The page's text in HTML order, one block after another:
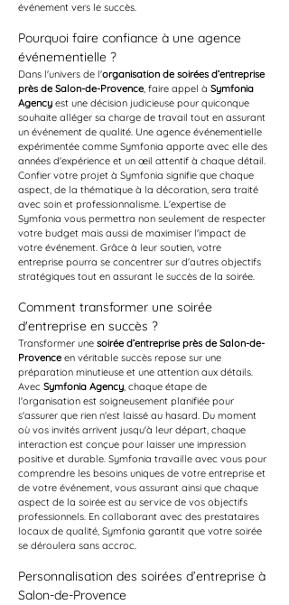
événement vers le succès.
Pourquoi faire confiance à une agence
événementielle ?
Dans l'univers de l'organisation de soirées d’entreprise
près de Salon-de-Provence, faire appel à Symfonia
Agency est une décision judicieuse pour quiconque
souhaite alléger sa charge de travail tout en assurant
un événement de qualité. Une agence événementielle
expérimentée comme Symfonia apporte avec elle des
années d'expérience et un œil attentif à chaque détail.
Confier votre projet à Symfonia signifie que chaque
aspect, de la thématique à la décoration, sera traité
avec soin et professionnalisme. L'expertise de
Symfonia vous permettra non seulement de respecter
votre budget mais aussi de maximiser l'impact de
votre événement. Grâce à leur soutien, votre
entreprise pourra se concentrer sur d'autres objectifs
stratégiques tout en assurant le succès de la soirée.
Comment transformer une soirée
d'entreprise en succès ?
Transformer une soirée d’entreprise près de Salon-de-
Provence en véritable succès repose sur une
préparation minutieuse et une attention aux détails.
Avec Symfonia Agency, chaque étape de
l'organisation est soigneusement planifiée pour
s'assurer que rien n'est laissé au hasard. Du moment
où vos invités arrivent jusqu'à leur départ, chaque
interaction est conçue pour laisser une impression
positive et durable. Symfonia travaille avec vous pour
comprendre les besoins uniques de votre entreprise et
de votre événement, vous assurant ainsi que chaque
aspect de la soirée est au service de vos objectifs
professionnels. En collaborant avec des prestataires
locaux de qualité, Symfonia garantit que votre soirée
se déroulera sans accroc.
Personnalisation des soirées d’entreprise à
Salon-de-Provence